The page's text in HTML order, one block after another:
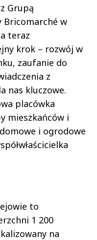
Grupą
Bricomarché w
teraz
krok – rozwój w
zaufanie do
z
nas kluczowe.
placówka
mieszkańców i
i ogrodowe
to
1 200
na